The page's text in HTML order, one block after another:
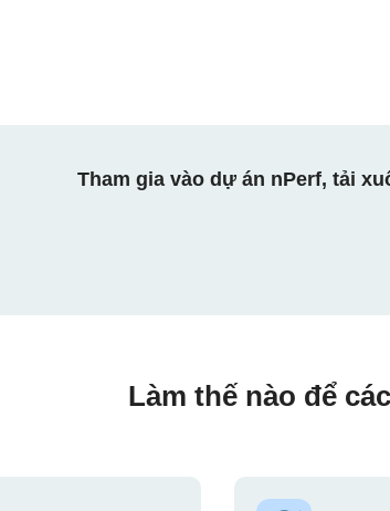
Tham gia vào dự án nPerf, tải
Làm thế nào để